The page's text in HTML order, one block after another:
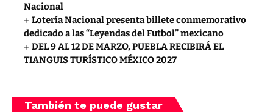
Nacional
Lotería Nacional presenta billete conmemorativo
dedicado a las “Leyendas del Futbol” mexicano
DEL 9 AL 12 DE MARZO, PUEBLA RECIBIRÁ EL
TIANGUIS TURÍSTICO MÉXICO 2027
También te puede gustar